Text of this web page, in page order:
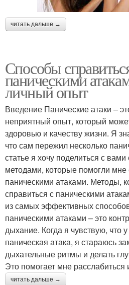
читать дальше →
Способы
паническими
личный опыт
Введение Панические атаки –
неприятный опыт, который
здоровью и качеству жизни. Я
что сам пережил несколько
статье я хочу поделиться с
методами, которые помогли мне
паническими атаками. Методы,
справиться с паническими
из самых эффективных
паническими атаками – это
дыхание. Когда я чувствую, что
паническая атака, я стараюсь
дыхательные ритмы и делать
Это помогает мне
читать дальше →